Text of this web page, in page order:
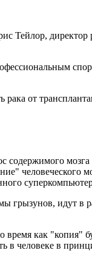
Тейлор,
от
содержимого
человеческого
грызунов, идут в
как "копия"
в человеке в